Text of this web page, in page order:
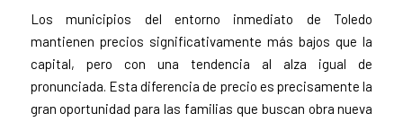
Los municipios del entorno inmediato de Toledo
mantienen precios significativamente más bajos que la
capital, pero con una tendencia al alza igual de
pronunciada. Esta diferencia de precio es precisamente la
gran oportunidad para las familias que buscan obra nueva